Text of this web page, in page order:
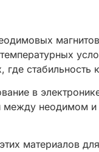
стабильность
в
неодимом
материалов